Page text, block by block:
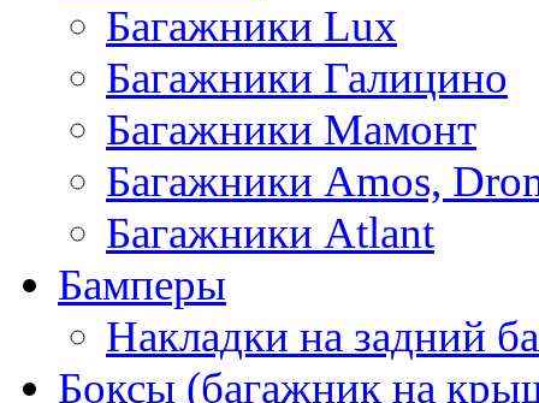
Багажники Lux
Багажники Галицино
Багажники Мамонт
Багажники Amos,
Багажники Atlant
Бамперы
Накладки на задний
Боксы (багажник на